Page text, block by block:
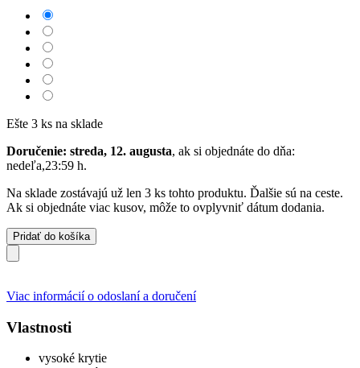
Ešte 3 ks na sklade
Doručenie: streda, 12. augusta, ak si objednáte do dňa:
nedeľa,23:59 h.
Na sklade zostávajú už len 3 ks tohto produktu. Ďalšie sú na ceste.
Ak si objednáte viac kusov, môže to ovplyvniť dátum dodania.
Pridať do košíka
Viac informácií o odoslaní a doručení
Vlastnosti
vysoké krytie